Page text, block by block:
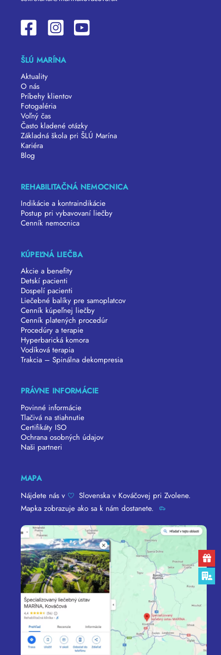
ŠLÚ MARÍNA
Aktuality
O nás
Príbehy klientov
Fotogaléria
Voľný čas
Často kladené otázky
Základná škola pri ŠLÚ Marína
Kariéra
Blog
REHABILITAČNÁ NEMOCNICA
Indikácie a kontraindikácie
Postup pri vybavovaní liečby
Cenník nemocnica
KÚPEĽNÁ LIEČBA
Akcie a benefity
Detskí pacienti
Dospelí pacienti
Liečebné balíky pre samoplatcov
Cenník kúpeľnej liečby
Cenník platených procedúr
Procedúry a terapie
Hyperbarická komora
Vodíková terapia
Trakcia – Spinálna dekompresia
PRÁVNE INFORMÁCIE
Povinné informácie
Tlačivá na stiahnutie
Certifikáty ISO
Ochrana osobných údajov
Naši partneri
MAPA
Nájdete nás v
Slovenska v Kováčovej pri Zvolene.
Mapka zobrazuje ako sa k nám dostanete.